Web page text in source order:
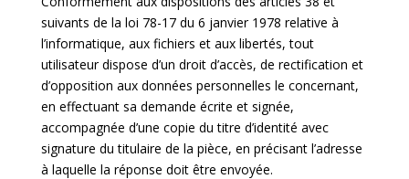
suivants de la loi 78-17 du 6 janvier 1978 relative à
l’informatique, aux fichiers et aux libertés, tout
utilisateur dispose d’un droit d’accès, de rectification et
d’opposition aux données personnelles le concernant,
en effectuant sa demande écrite et signée,
accompagnée d’une copie du titre d’identité avec
signature du titulaire de la pièce, en précisant l’adresse
à laquelle la réponse doit être envoyée.